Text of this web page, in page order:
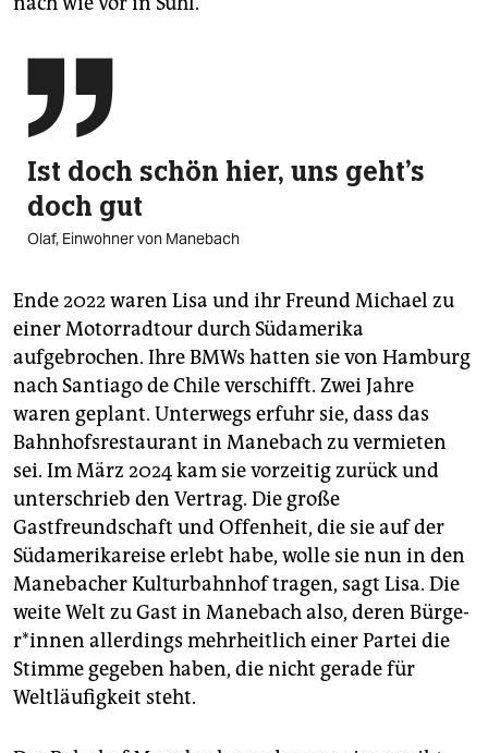

Ist doch schön hier, uns geht's
doch gut
Olaf, Einwohner von Manebach
Ende 2022 waren Lisa und ihr Freund Michael zu
einer Motorradtour durch Südamerika
aufgebrochen. Ihre BMWs hatten sie von Hamburg
nach Santiago de Chile verschifft. Zwei Jahre
waren geplant. Unterwegs erfuhr sie, dass das
Bahnhofs­restaurant in Manebach zu vermieten
sei. Im März 2024 kam sie vorzeitig zurück und
unterschrieb den Vertrag. Die große
Gastfreundschaft und Offenheit, die sie auf der
Südamerikareise erlebt habe, wolle sie nun in den
Manebacher Kulturbahnhof tragen, sagt Lisa. Die
weite Welt zu Gast in Manebach also, deren Bür­ge­
r*in­nen allerdings mehrheitlich einer Partei die
Stimme gegeben haben, die nicht gerade für
Weltläufigkeit steht.